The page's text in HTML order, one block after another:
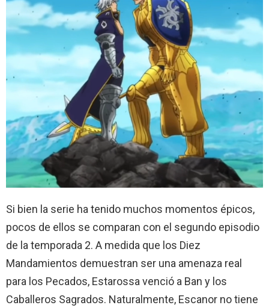
Si bien la serie ha tenido muchos momentos épicos,
pocos de ellos se comparan con el segundo episodio
de la temporada 2. A medida que los Diez
Mandamientos demuestran ser una amenaza real
para los Pecados, Estarossa venció a Ban y los
Caballeros Sagrados. Naturalmente, Escanor no tiene